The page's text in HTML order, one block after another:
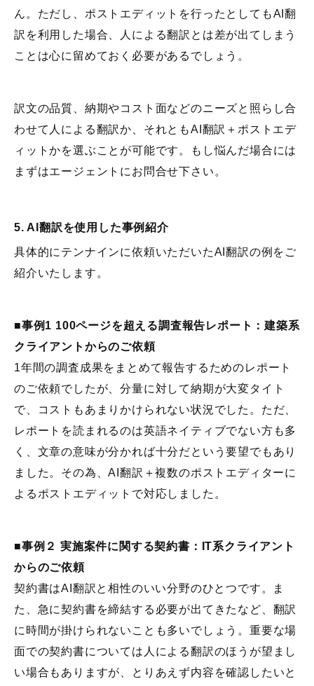
ん。ただし、ポストエディットを行ったとしてもAI翻
訳を利用した場合、人による翻訳とは差が出てしまう
ことは心に留めておく必要があるでしょう。
訳文の品質、納期やコスト面などのニーズと照らし合
わせて人による翻訳か、それともAI翻訳＋ポストエデ
ィットかを選ぶことが可能です。もし悩んだ場合には
まずはエージェントにお問合せ下さい。
5. AI翻訳を使用した事例紹介
具体的にテンナインに依頼いただいたAI翻訳の例をご
紹介いたします。
■事例1 100ページを超える調査報告レポート：建築系
クライアントからのご依頼
1年間の調査成果をまとめて報告するためのレポート
のご依頼でしたが、分量に対して納期が大変タイト
で、コストもあまりかけられない状況でした。ただ、
レポートを読まれるのは英語ネイティブでない方も多
く、文章の意味が分かれば十分だという要望でもあり
ました。その為、AI翻訳＋複数のポストエディターに
よるポストエディットで対応しました。
■事例２ 実施案件に関する契約書：IT系クライアント
からのご依頼
契約書はAI翻訳と相性のいい分野のひとつです。ま
た、急に契約書を締結する必要が出てきたなど、翻訳
に時間が掛けられないことも多いでしょう。重要な場
面での契約書については人による翻訳のほうが望まし
い場合もありますが、とりあえず内容を確認したいと